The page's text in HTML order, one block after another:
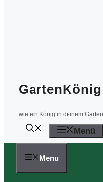
GartenKönig
wie ein König in deinem Garten
Menü
Menu